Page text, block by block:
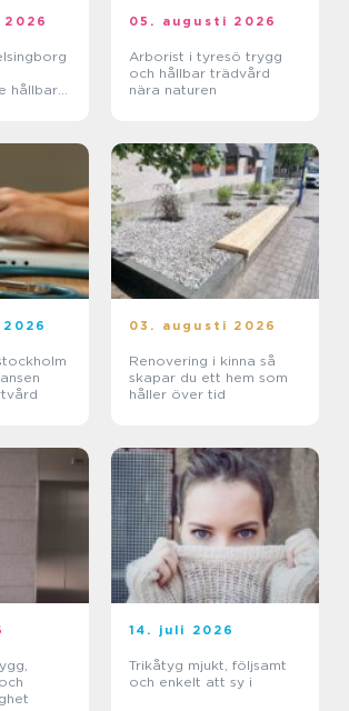
hållbara
05. augusti 2026
Arborist i tyresö trygg
och hållbar trädvård
nära naturen
03. augusti 2026
Renovering i kinna så
skapar du ett hem som
håller över tid
14. juli 2026
Trikåtyg mjukt, följsamt
och enkelt att sy i